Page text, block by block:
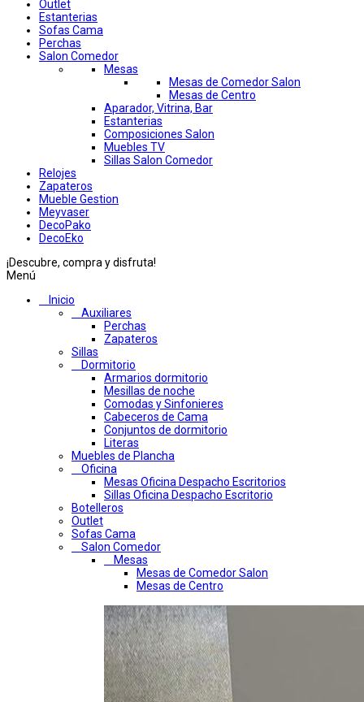
Outlet
Estanterias
Sofas Cama
Perchas
Salon Comedor
Mesas
Mesas de Comedor Salon
Mesas de Centro
Aparador, Vitrina, Bar
Estanterias
Composiciones Salon
Muebles TV
Sillas Salon Comedor
Relojes
Zapateros
Mueble Gestion
Meyvaser
DecoPako
DecoEko
¡Descubre, compra y disfruta!
Menú
Inicio
Auxiliares
Perchas
Zapateros
Sillas
Dormitorio
Armarios dormitorio
Mesillas de noche
Comodas y Sinfonieres
Cabeceros de Cama
Conjuntos de dormitorio
Literas
Muebles de Plancha
Oficina
Mesas Oficina Despacho Escritorios
Sillas Oficina Despacho Escritorio
Botelleros
Outlet
Sofas Cama
Salon Comedor
Mesas
Mesas de Comedor Salon
Mesas de Centro